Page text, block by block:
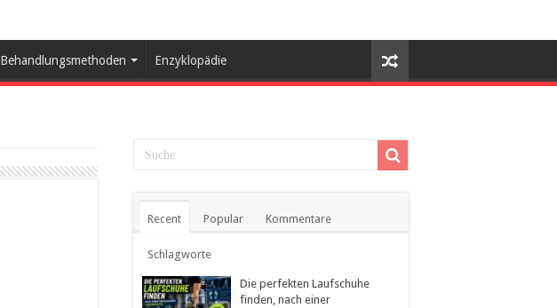
Behandlungsmethoden Enzyklopädie
Recent Popular Kommentare
Schlagworte
Die perfekten Laufschuhe
finden, nach einer